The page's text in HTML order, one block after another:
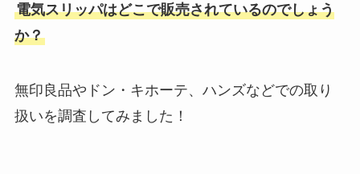
電気スリッパはどこで販売されているのでしょう
か？
無印良品やドン・キホーテ、ハンズなどでの取り
扱いを調査してみました！